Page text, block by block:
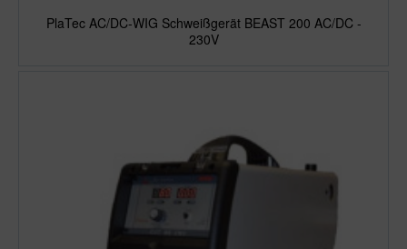
PlaTec AC/DC-WIG Schweißgerät BEAST 200 AC/DC -
230V